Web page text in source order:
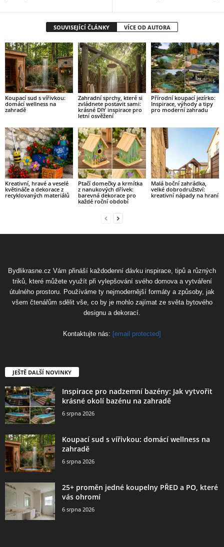
SOUVISEJÍCÍ ČLÁNKY VÍCE OD AUTORA
Koupací sud s vířivkou:
domácí wellness na
zahradě
Zahradní sprchy, které si
zvládnete postavit sami:
krásné DIY inspirace pro
letní osvěžení
Přírodní koupací jezírko:
Inspirace, výhody a tipy
pro moderní zahradu
Kreativní, hravé a veselé
květináče a dekorace z
recyklovaných materiálů
Ptačí domečky a krmítka
z nanukových dřívek:
barevná dekorace pro
každé roční období
Malá boční zahrádka,
velké dobrodružství:
kreativní nápady na hraní
Bydlikrasne.cz Vám přináší každodenní dávku inspirace, tipů a různých
triků, které můžete využít při vylepšování svého domova a vytváření
útulného prostoru. Používáme ty nejmodernější formáty a způsoby, jak
všem čtenářům sdělit vše, co by je mohlo zajímat ze světa bytového
designu a dekorací.
Kontaktujte nás: [email protected]
JEŠTĚ DALŠÍ NOVINKY
Inspirace pro nadzemní bazény: Jak vytvořit
krásné okolí bazénu na zahradě
6 srpna 2026
Koupací sud s vířivkou: domácí wellness na
zahradě
6 srpna 2026
25+ proměn jedné koupelny PŘED a PO, které
vás ohromí
6 srpna 2026